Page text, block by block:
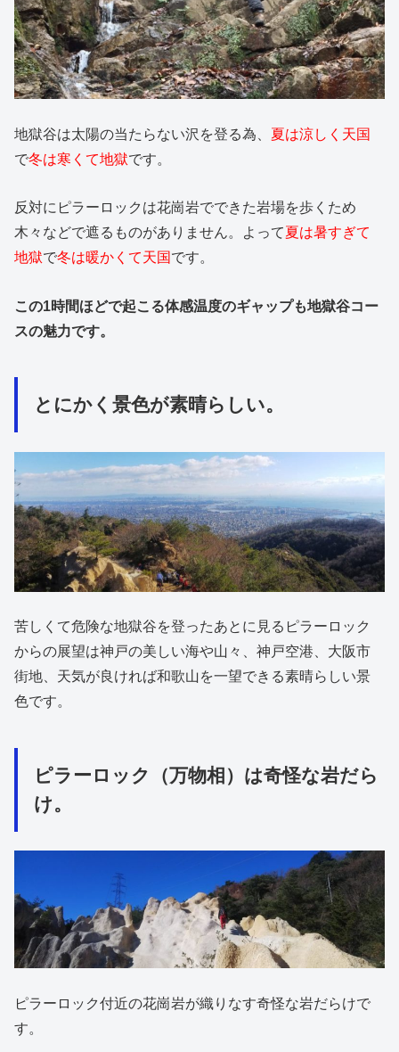
地獄谷は太陽の当たらない沢を登る為、 夏は涼しく天国
で冬は寒くて地獄です。
反対にピラーロックは花崗岩でできた岩場を歩くため
木々などで遮るものがありません。よって夏は暑すぎて
地獄で冬は暖かくて天国 です。
この1時間ほどで起こる体感温度のギャップも地獄谷コー
スの魅力です。
とにかく景色が素晴らしい。
苦しくて危険な地獄谷を登ったあとに見るピラーロック
からの展望は神戸の美しい海や山々、神戸空港、大阪市
街地、天気が良ければ和歌山を一望できる素晴らしい景
色です。
ピラーロック（万物相）は奇怪な岩だら
け。
ピラーロック付近の花崗岩が織りなす奇怪な岩だらけで
す。